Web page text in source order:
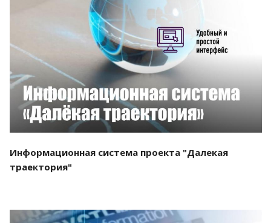
Смотреть проект
Информационная система проекта "Далекая
траектория"